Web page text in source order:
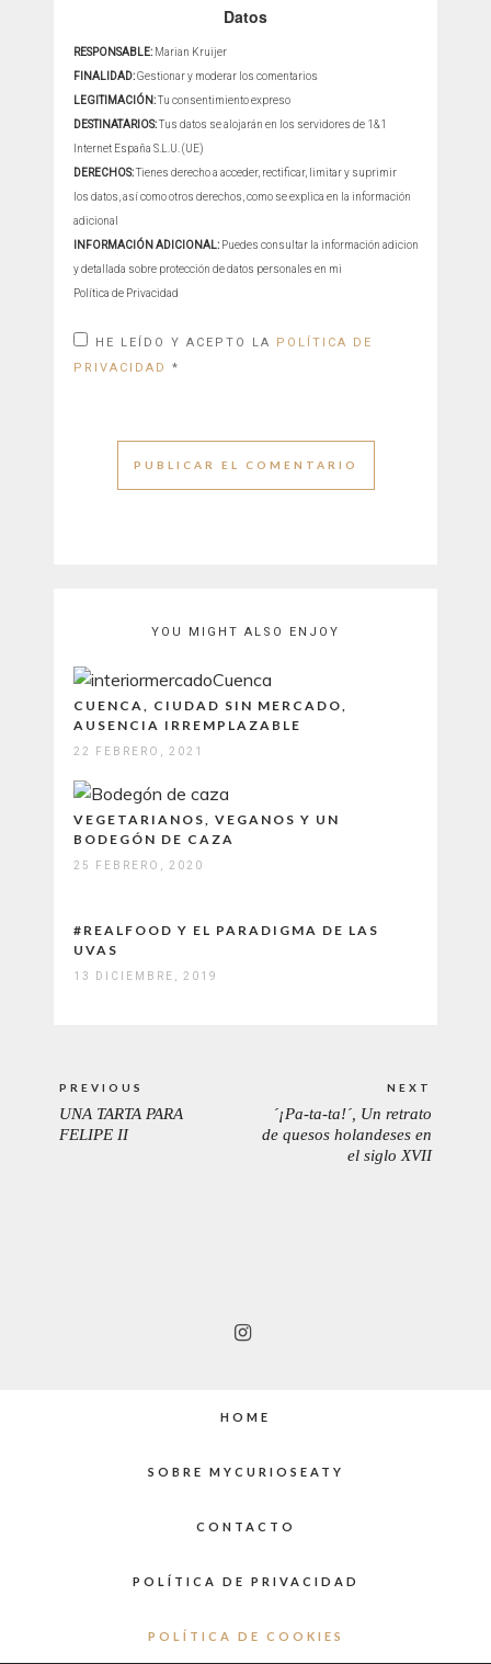
Datos
RESPONSABLE: Marian Kruijer
FINALIDAD:Gestionar y moderar los comentarios
LEGITIMACIÓN:Tu consentimiento expreso
DESTINATARIOS:Tus datos se alojarán en los servidores de 1&1
Internet España S.L.U. (UE)
DERECHOS:Tienes derecho a acceder, rectificar, limitar y suprimir
los datos, así como otros derechos, como se explica en la información
adicional
INFORMACIÓN ADICIONAL: Puedes consultar la información adicional
y detallada sobre protección de datos personales en mi
Política de Privacidad
HE LEÍDO Y ACEPTO LA POLÍTICA DE
PRIVACIDAD *
YOU MIGHT ALSO ENJOY
CUENCA, CIUDAD SIN MERCADO,
AUSENCIA IRREMPLAZABLE
22 FEBRERO, 2021
VEGETARIANOS, VEGANOS Y UN
BODEGÓN DE CAZA
25 FEBRERO, 2020
#REALFOOD Y EL PARADIGMA DE LAS
UVAS
13 DICIEMBRE, 2019
de
entradas
PREVIOUS
PREVIOUS
UNA TARTA PARA
FELIPE II
NEXT
POST:
´¡Pa-ta-ta!´, Un retrato
de quesos holandeses en
el siglo XVII
HOME
SOBRE MYCURIOSEATY
CONTACTO
POLÍTICA DE PRIVACIDAD
POLÍTICA DE COOKIES